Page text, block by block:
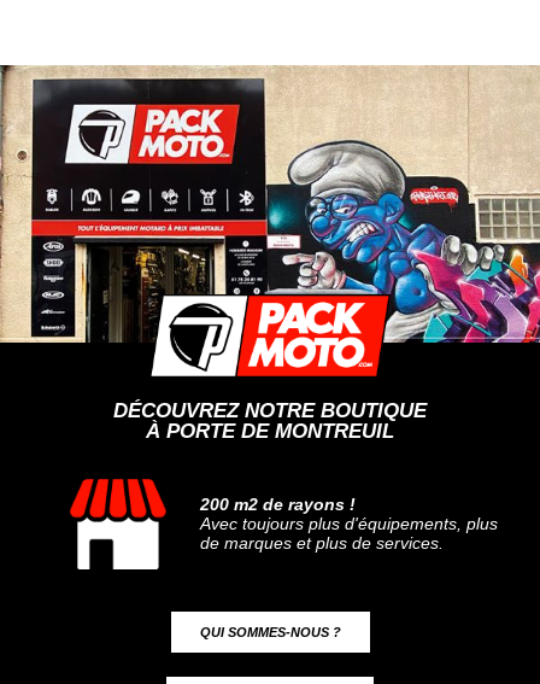
DÉCOUVREZ NOTRE BOUTIQUE
À PORTE DE MONTREUIL
200 m2 de rayons !
Avec toujours plus d'équipements, plus
de marques et plus de services.
QUI SOMMES-NOUS ?